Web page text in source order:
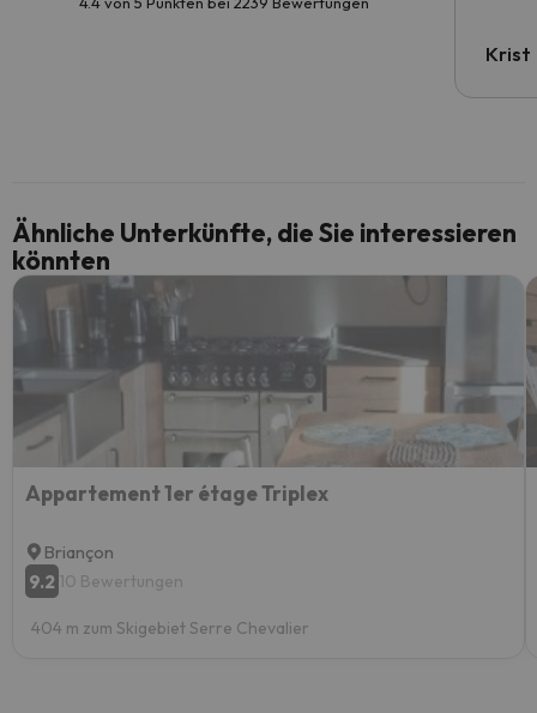
Krist
Ähnliche Unterkünfte, die Sie interessieren
könnten
Appartement 1er étage Triplex
Briançon
9.2 10 Bewertungen
404 m zum Skigebiet Serre Chevalier